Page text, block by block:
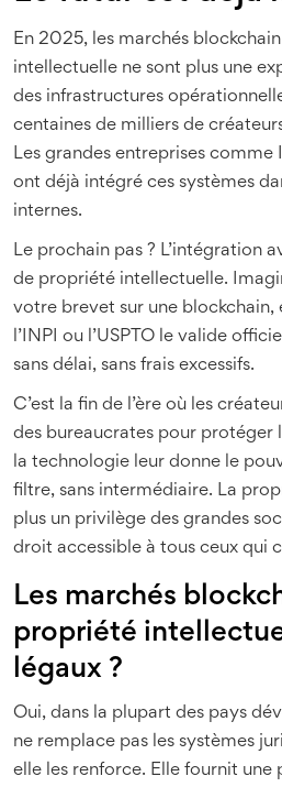
En 2025, les marchés
intellectuelle ne sont plus une
des infrastructures
centaines de milliers de
Les grandes entreprises comme
ont déjà intégré ces systèmes
internes.
Le prochain pas ? L’intégration
de propriété intellectuelle.
votre brevet sur une blockchain,
l’INPI ou l’USPTO le valide
sans délai, sans frais excessifs.
C’est la fin de l’ère où les
des bureaucrates pour protéger
la technologie leur donne le
filtre, sans intermédiaire. La
plus un privilège des grandes
droit accessible à tous ceux qui
Les marchés
propriété
légaux ?
Oui, dans la plupart des pays
ne remplace pas les systèmes
elle les renforce. Elle fournit une